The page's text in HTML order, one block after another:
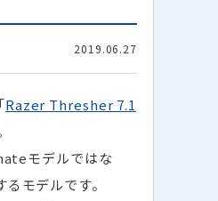
2019.06.27
Razer Thresher 7.1
モデルではな
モデルです。